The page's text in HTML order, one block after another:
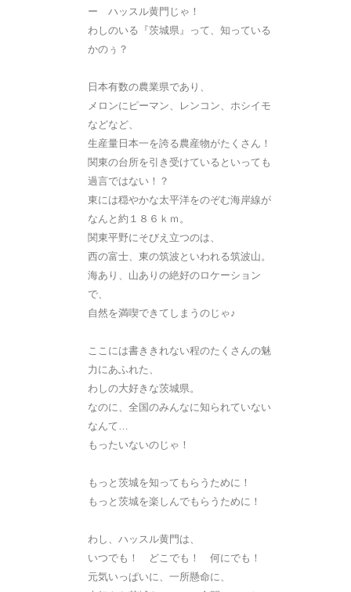
ー ハッスル黄門じゃ！
わしのいる『茨城県』って、知っている
かのぅ？
日本有数の農業県であり、
メロンにピーマン、レンコン、ホシイモ
などなど、
生産量日本一を誇る農産物がたくさん！
関東の台所を引き受けているといっても
過言ではない！？
東には穏やかな太平洋をのぞむ海岸線が
なんと約１８６ｋｍ。
関東平野にそびえ立つのは、
西の富士、東の筑波といわれる筑波山。
海あり、山ありの絶好のロケーション
で、
自然を満喫できてしまうのじゃ♪
ここには書ききれない程のたくさんの魅
力にあふれた、
わしの大好きな茨城県。
なのに、全国のみんなに知られていない
なんて…
もったいないのじゃ！
もっと茨城を知ってもらうために！
もっと茨城を楽しんでもらうために！
わし、ハッスル黄門は、
いつでも！ どこでも！ 何にでも！
元気いっぱいに、一所懸命に、